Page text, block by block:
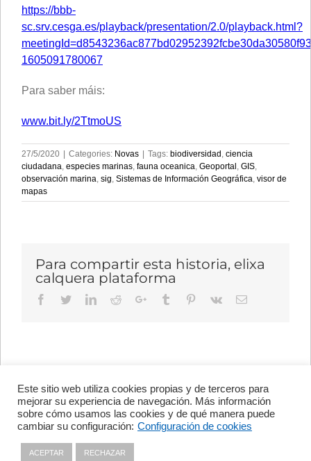
https://bbb-
sc.srv.cesga.es/playback/presentation/2.0/playback.html?
1605091780067
Para saber máis:
www.bit.ly/2TtmoUS
27/5/2020 | Categories: Novas | Tags: biodiversidad ciencia
ciudadana especies marinas fauna oceanica Geoportal GIS
observación marina sig Sistemas de Información Geográfica visor de
mapas
Para compartir esta historia, elixa
calquera plataforma
Facebook
TwitterLinkedIn
RedditGoogle+Tumblr Pinterest
Vk Email
Avenida de Vigo, s/n 15705
Santiago de Compostela, A
Coruña, España
+34 981 56 98 10
Este sitio web utiliza cookies propias y de terceros para
mejorar su experiencia de navegación. Más información
sobre cómo usamos las cookies y de qué manera puede
cambiar su configuración: Configuración de cookies
ACEPTAR RECHAZAR